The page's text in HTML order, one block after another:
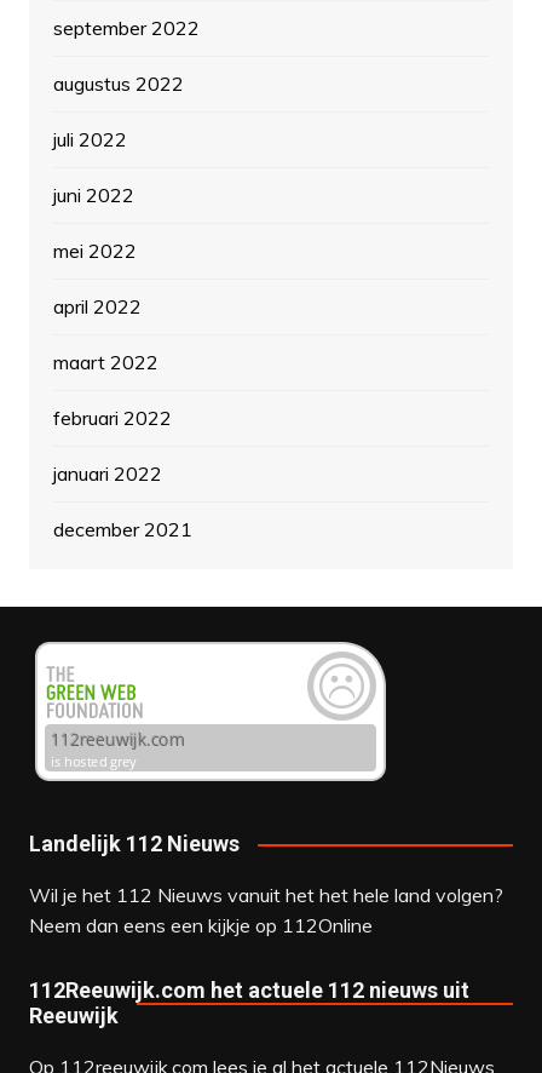
september 2022
augustus 2022
juli 2022
juni 2022
mei 2022
april 2022
maart 2022
februari 2022
januari 2022
december 2021
Landelijk 112 Nieuws
Wil je het 112 Nieuws vanuit het het hele land volgen?
Neem dan eens een kijkje op 112Online
112Reeuwijk.com het actuele 112 nieuws uit
Reeuwijk
Op 112reeuwijk.com lees je al het actuele 112Nieuws